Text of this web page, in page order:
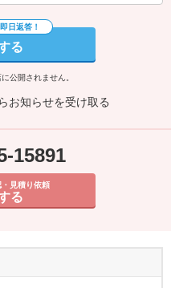
る
公開されません。
お知らせを受け取る
15891
見積り依頼
る